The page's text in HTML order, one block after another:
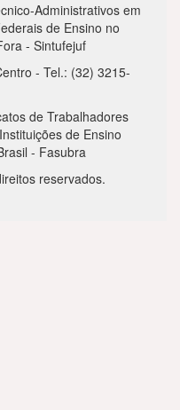
Administrativos em
de Ensino no
- Sintufejuf
- Tel.: (32) 3215-
de Trabalhadores
de Ensino
- Fasubra
reservados.